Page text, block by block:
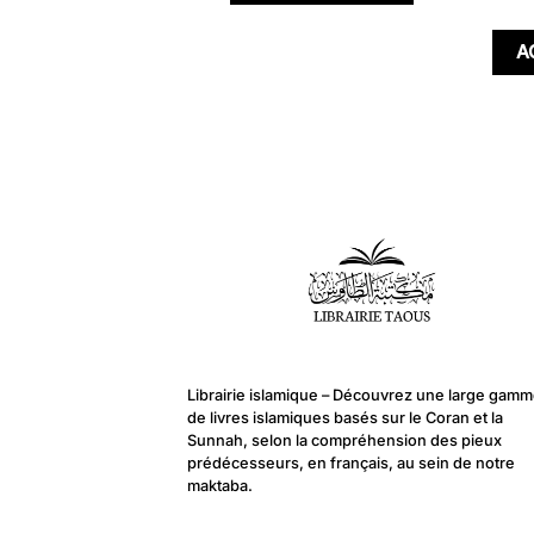
Librairie islamique – Découvrez une large
de livres islamiques basés sur le Coran et la
Sunnah, selon la compréhension des pieux
prédécesseurs, en français, au sein de notre
maktaba.